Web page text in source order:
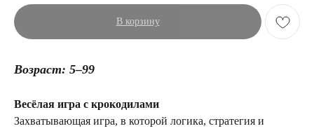
В корзину
Возраст: 5–99
Весёлая игра с крокодилами
Захватывающая игра, в которой логика, стратегия и